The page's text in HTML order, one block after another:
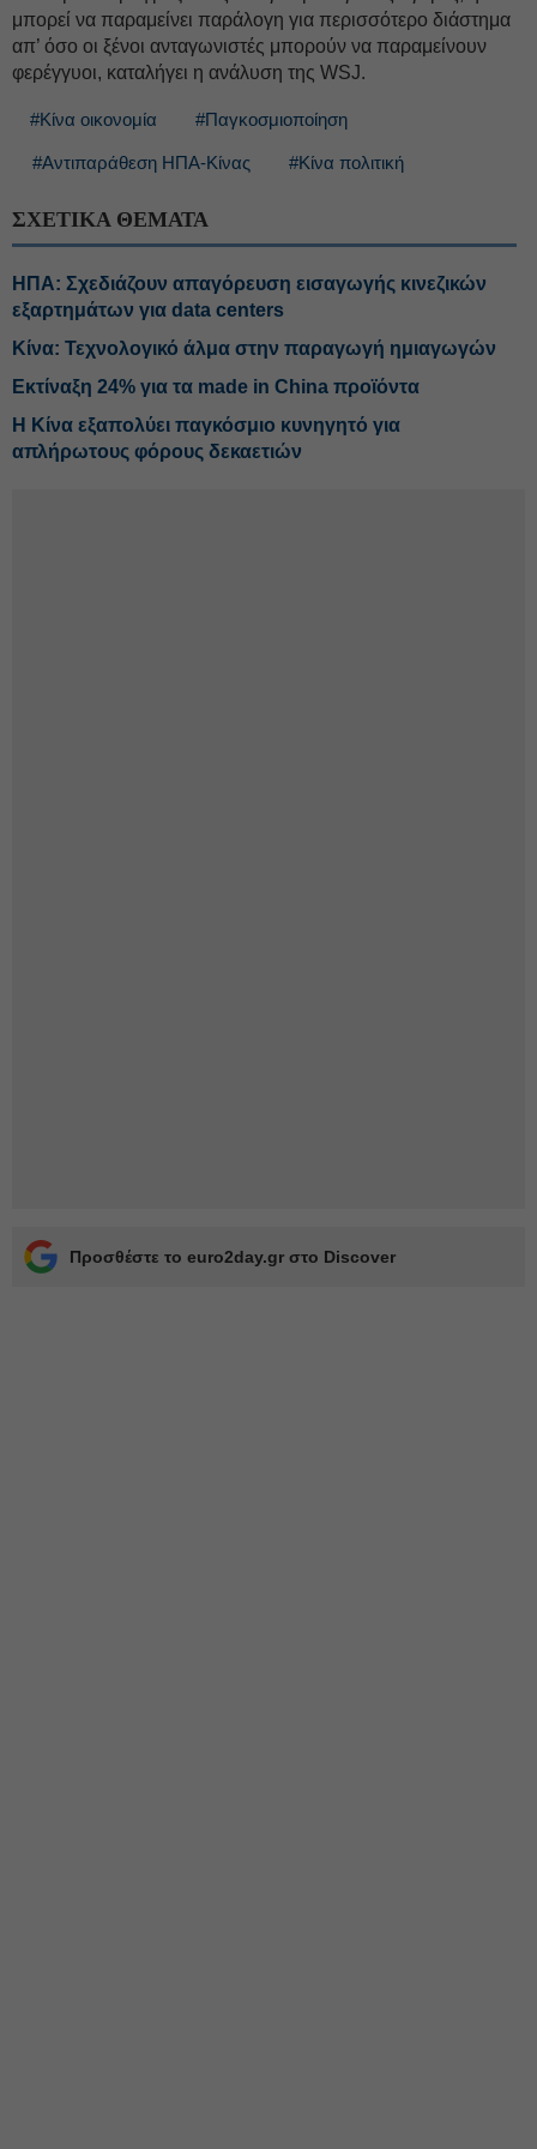
μπορεί να παραμείνει παράλογη για περισσότερο διάστημα
απ’ όσο οι ξένοι ανταγωνιστές μπορούν να παραμείνουν
φερέγγυοι, καταλήγει η ανάλυση της WSJ.
#Κίνα οικονομία #Παγκοσμιοποίηση
#Αντιπαράθεση ΗΠΑ-Κίνας #Κίνα πολιτική
ΣΧΕΤΙΚΑ ΘΕΜΑΤΑ
ΗΠΑ: Σχεδιάζουν απαγόρευση εισαγωγής κινεζικών
εξαρτημάτων για data centers
Κίνα: Τεχνολογικό άλμα στην παραγωγή ημιαγωγών
Εκτίναξη 24% για τα made in China προϊόντα
Η Κίνα εξαπολύει παγκόσμιο κυνηγητό για
απλήρωτους φόρους δεκαετιών
Προσθέστε το euro2day.gr στο Discover